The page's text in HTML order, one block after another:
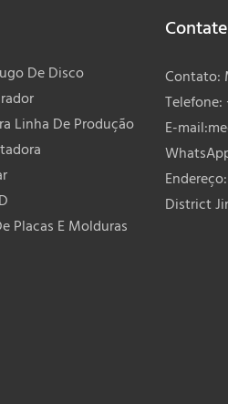
De Disco
Linha De Produção
Placas E Molduras
Contato:
Telefone:
E-mail:
District